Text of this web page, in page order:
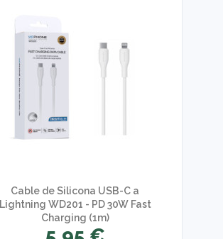
Cable de Silicona USB-C a
Lightning WD201 - PD 30W Fast
Charging (1m)